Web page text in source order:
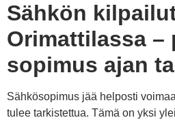
Sähkön
Orimattilassa –
sopimus ajan
Sähkösopimus jää helposti
tulee tarkistettua. Tämä on yksi